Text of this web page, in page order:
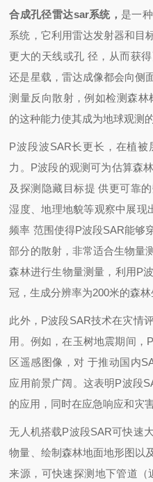
合成孔径雷达sar系统， 是一
系统，它利用雷达发射器和目
更大的天线或孔 径，从而获
还是星载，雷达成像都会向侧
测量反向散射，例如检测森
的这种能力使其成为地球观测
P波段波SAR长更长，在植
力。P波段的观测可为估算森
及探测隐藏目标提 供更可靠
湿度、地理地貌等观察中展现
频率 范围使得P波段SAR能够
部分的散射，非常适合生物量
森林进行生物量测量，利用P
冠，生成分辨率为200米的森林
此外，P波段SAR技术在灾情
用。例如，在玉树地震期间，
区遥感图像，对 于推动国内
应用前景广阔。这表明P波段
的应用，同时在应急响应和灾
无人机搭载P波段SAR可快速
物量、绘制森林地面地形图以
来源，可快速探测地下管道